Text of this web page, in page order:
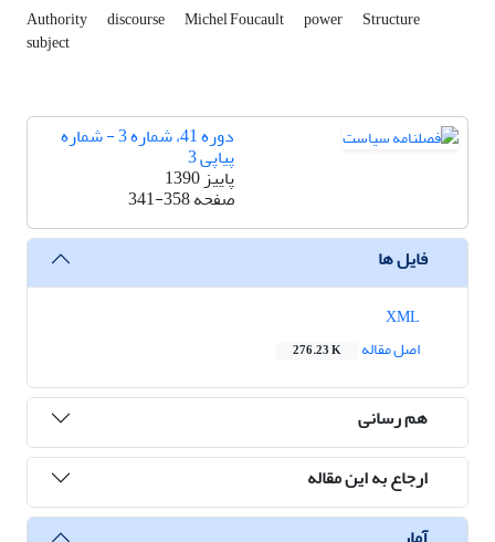
Authority discourse Michel Foucault power Structure
subject
دوره 41، شماره 3 - شماره
پیاپی 3
پاییز 1390
صفحه341-358
فایل ها
اصل مقاله
276.23 K
هم رسانی
ارجاع به این مقاله